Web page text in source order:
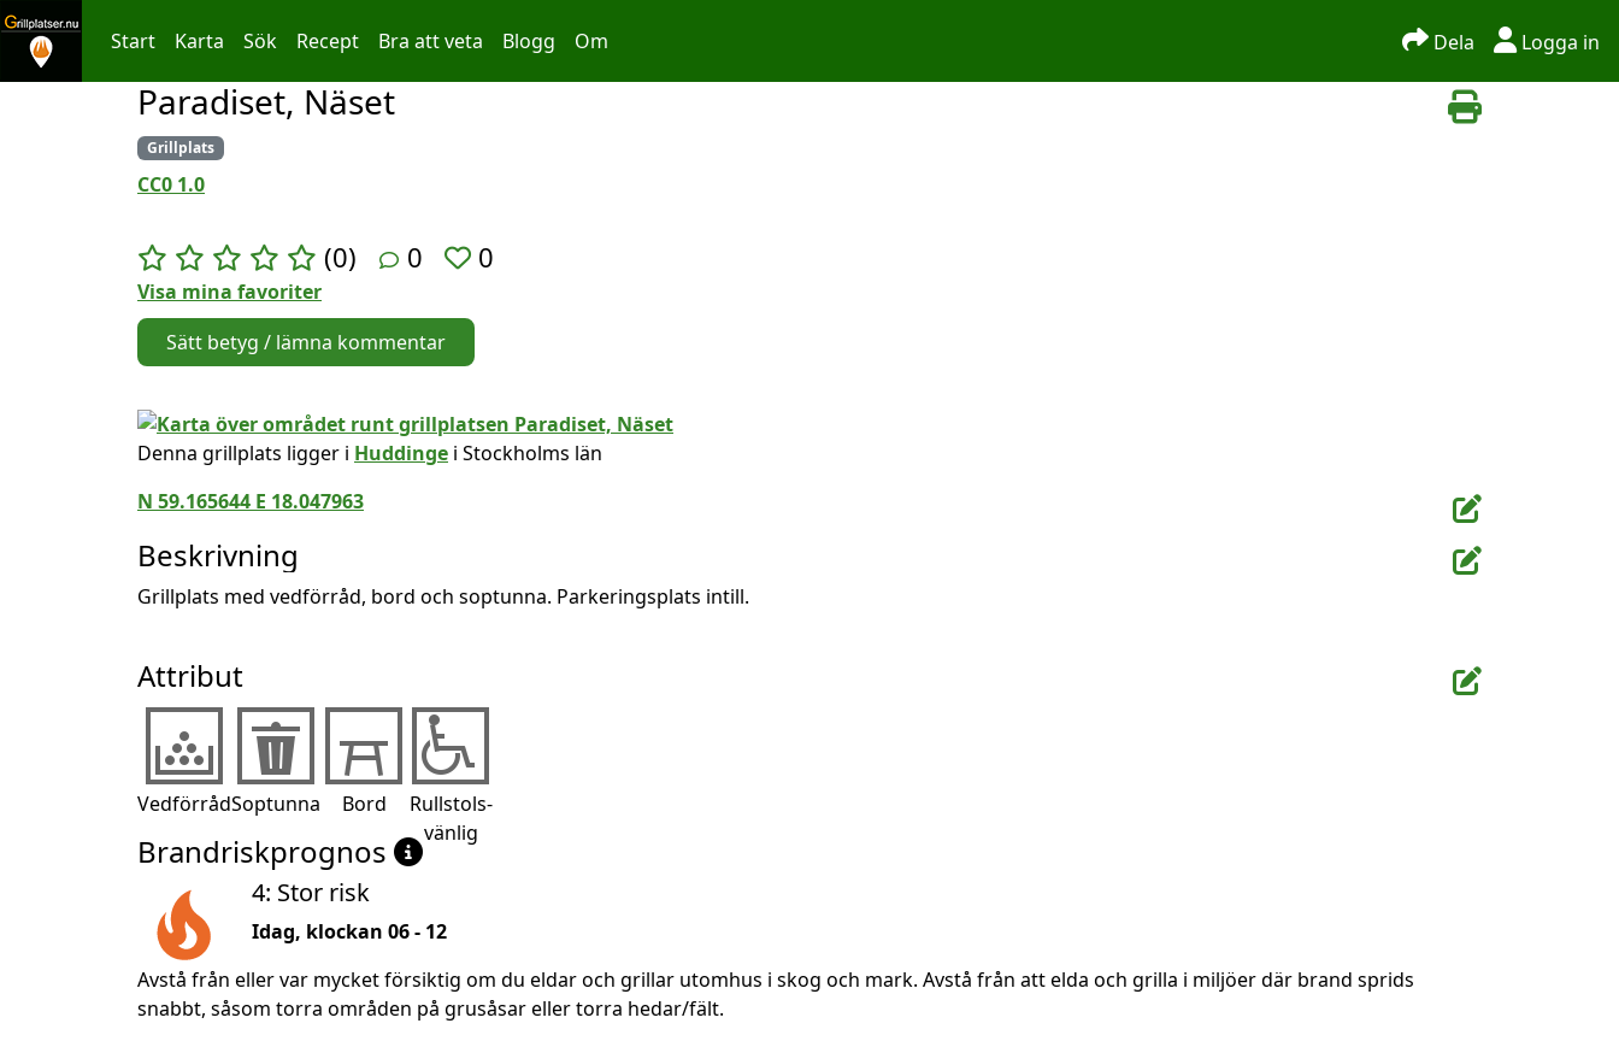
Hoppa till innehållet
Start Karta Sök Recept Bra att veta Blogg Om Dela Logga in
Paradiset, Näset
Grillplats
CC0 1.0
(0) 0 0
Visa mina favoriter
Sätt betyg / lämna kommentar
Denna grillplats ligger i Huddinge i Stockholms län
N 59.165644 E 18.047963
Beskrivning
Grillplats med vedförråd, bord och soptunna. Parkeringsplats intill.
Attribut
VedförrådSoptunna Bord
Rullstols-
vänlig
Brandriskprognos
4: Stor risk
Idag, klockan 06 - 12
Avstå från eller var mycket försiktig om du eldar och grillar utomhus i skog och mark. Avstå från att elda och grilla i miljöer där brand sprids
snabbt, såsom torra områden på grusåsar eller torra hedar/fält.